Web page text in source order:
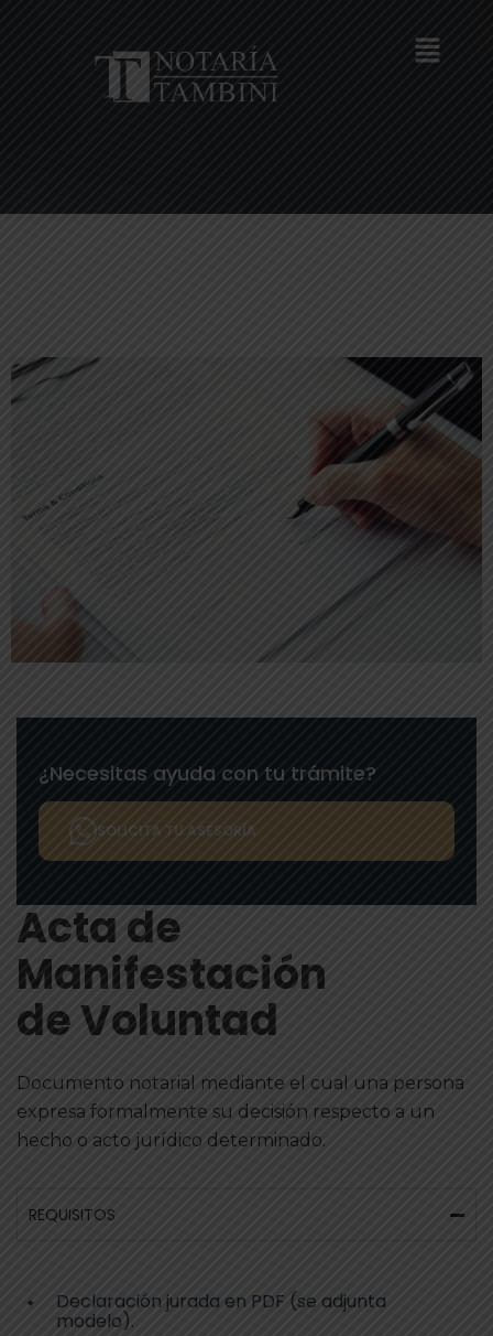
¿Necesitas ayuda con tu trámite?
SOLICITA TU ASESORÍA
Acta de
Manifestación
de Voluntad
Documento notarial mediante el cual una persona
expresa formalmente su decisión respecto a un
hecho o acto jurídico determinado.
REQUISITOS
Declaración jurada en PDF (se adjunta
modelo).